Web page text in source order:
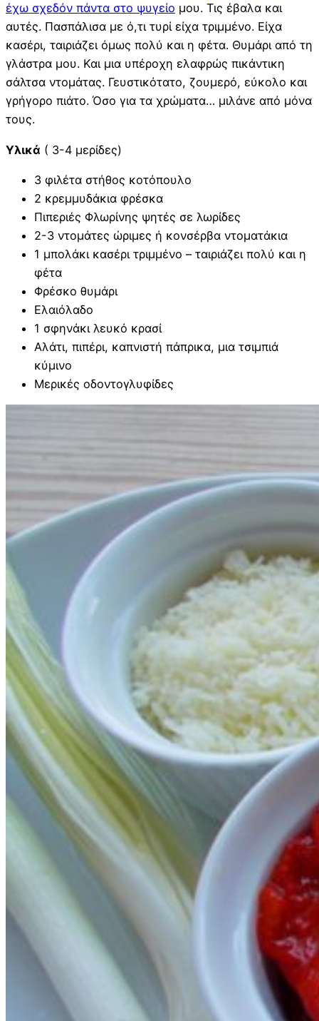
έχω σχεδόν πάντα στο ψυγείο μου. Τις έβαλα και
αυτές. Πασπάλισα με ό,τι τυρί είχα τριμμένο. Είχα
κασέρι, ταιριάζει όμως πολύ και η φέτα. Θυμάρι από τη
γλάστρα μου. Και μια υπέροχη ελαφρώς πικάντικη
σάλτσα ντομάτας. Γευστικότατο, ζουμερό, εύκολο και
γρήγορο πιάτο. Όσο για τα χρώματα… μιλάνε από μόνα
τους.
Υλικά ( 3-4 μερίδες)
3 φιλέτα στήθος κοτόπουλο
2 κρεμμυδάκια φρέσκα
Πιπεριές Φλωρίνης ψητές σε λωρίδες
2-3 ντομάτες ώριμες ή κονσέρβα ντοματάκια
1 μπολάκι κασέρι τριμμένο – ταιριάζει πολύ και η
φέτα
Φρέσκο θυμάρι
Ελαιόλαδο
1 σφηνάκι λευκό κρασί
Αλάτι, πιπέρι, καπνιστή πάπρικα, μια τσιμπιά
κύμινο
Μερικές οδοντογλυφίδες